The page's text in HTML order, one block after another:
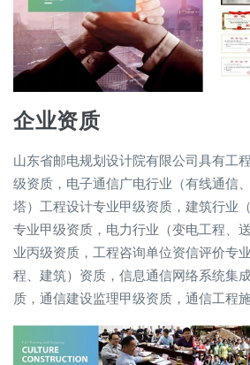
企业资质
山东省邮电规划设计院有限公司具有工
级资质，电子通信广电行业（有线通信
塔）工程设计专业甲级资质，建筑行业
专业甲级资质，电力行业（变电工程、
业丙级资质，工程咨询单位资信评价专
程、建筑）资质，信息通信网络系统集
质，通信建设监理甲级资质，通信工程